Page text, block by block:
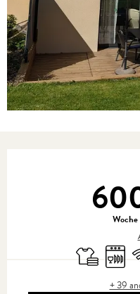
Bettwäsche
+ 39